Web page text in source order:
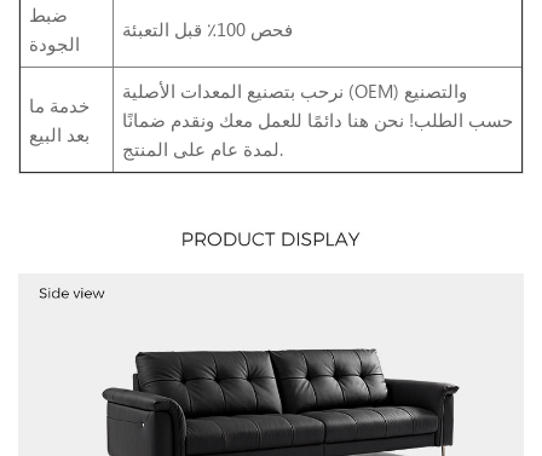
ضبط
الجودة
فحص 100٪ قبل التعبئة
خدمة ما
بعد البيع
نرحب بتصنيع المعدات الأصلية (OEM) والتصنيع
حسب الطلب! نحن هنا دائمًا للعمل معك ونقدم ضمانًا
لمدة عام على المنتج.